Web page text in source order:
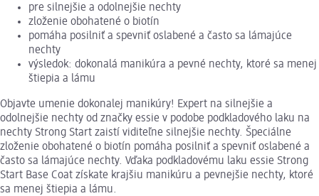
pre silnejšie a odolnejšie nechty
zloženie obohatené o biotín
pomáha posilniť a spevniť oslabené a často sa lámajúce
nechty
výsledok: dokonalá manikúra a pevné nechty, ktoré sa menej
štiepia a lámu
Objavte umenie dokonalej manikúry! Expert na silnejšie a
odolnejšie nechty od značky essie v podobe podkladového laku na
nechty Strong Start zaistí viditeľne silnejšie nechty. Špeciálne
zloženie obohatené o biotín pomáha posilniť a spevniť oslabené a
často sa lámajúce nechty. Vďaka podkladovému laku essie Strong
Start Base Coat získate krajšiu manikúru a pevnejšie nechty, ktoré
sa menej štiepia a lámu.